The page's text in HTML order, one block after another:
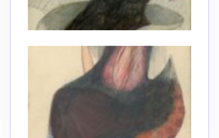
Statut / Organisation
termes et conditions
* Champ obligatoire
Adresse email*
Statut / Organisation
termes et conditions